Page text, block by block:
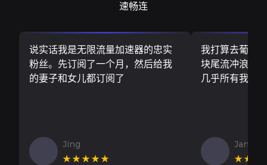
速畅连
说实话我是无限流量加速器的忠实
粉丝。先订阅了一个月，然后给我
的妻子和女儿都订阅了
Jing
★★★★★
我打算去葡萄
块尾流冲浪板
几乎所有我需
Jan V